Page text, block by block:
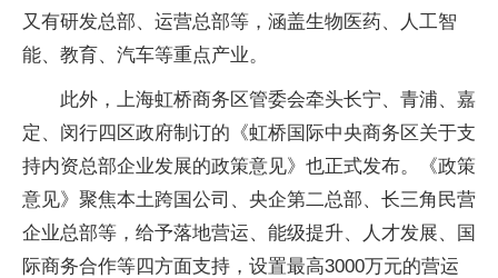
又有研发总部、运营总部等，涵盖生物医药、人工智
能、教育、汽车等重点产业。
此外，上海虹桥商务区管委会牵头长宁、青浦、嘉
定、闵行四区政府制订的《虹桥国际中央商务区关于支
持内资总部企业发展的政策意见》也正式发布。《政策
意见》聚焦本土跨国公司、央企第二总部、长三角民营
企业总部等，给予落地营运、能级提升、人才发展、国
际商务合作等四方面支持，设置最高3000万元的营运